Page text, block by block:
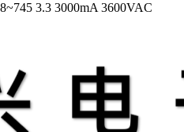
3.3 3000mA 3600VAC